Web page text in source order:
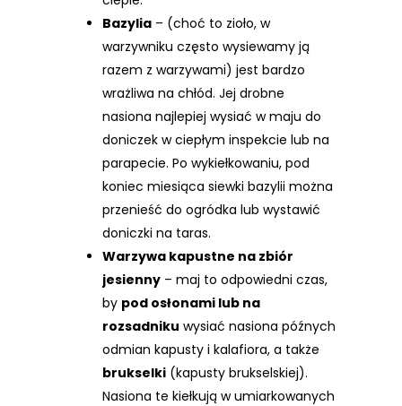
Bazylia – (choć to zioło, w
warzywniku często wysiewamy ją
razem z warzywami) jest bardzo
wrażliwa na chłód. Jej drobne
nasiona najlepiej wysiać w maju do
doniczek w ciepłym inspekcie lub na
parapecie. Po wykiełkowaniu, pod
koniec miesiąca siewki bazylii można
przenieść do ogródka lub wystawić
doniczki na taras.
Warzywa kapustne na zbiór
jesienny – maj to odpowiedni czas,
by pod osłonami lub na
rozsadniku wysiać nasiona późnych
odmian kapusty i kalafiora, a także
brukselki (kapusty brukselskiej).
Nasiona te kiełkują w umiarkowanych